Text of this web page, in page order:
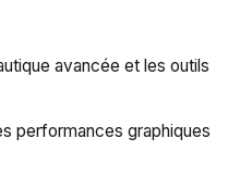
avancée et les outils
performances graphiques